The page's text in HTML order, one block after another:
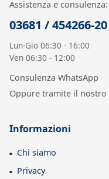
Assistenza e consulenza:
03681 / 454266-20
Lun-Gio 06:30 - 16:00
Ven 06:30 - 12:00
Consulenza WhatsApp
Oppure tramite il nostro
Informazioni
Chi siamo
Privacy